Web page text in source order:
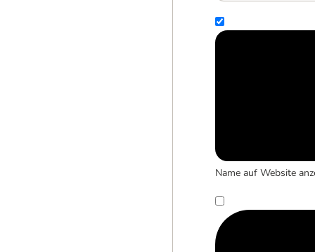
Name auf Website